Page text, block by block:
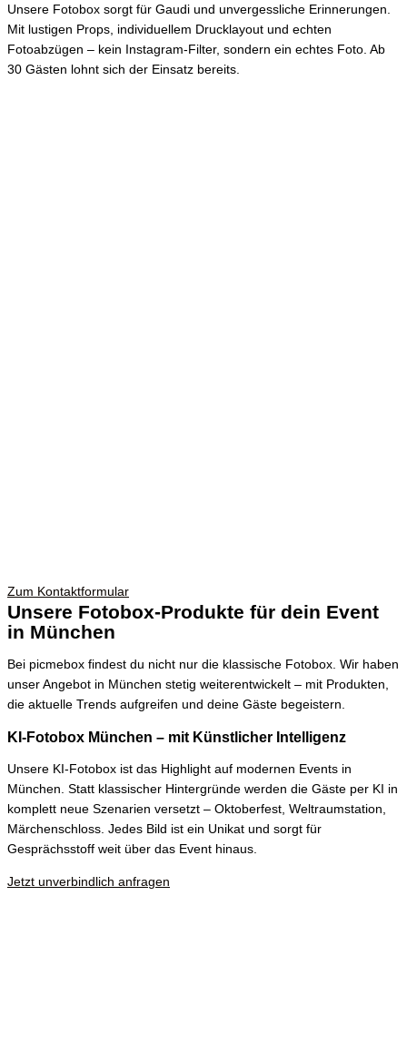
Unsere Fotobox sorgt für Gaudi und unvergessliche Erinnerungen.
Mit lustigen Props, individuellem Drucklayout und echten
Fotoabzügen – kein Instagram-Filter, sondern ein echtes Foto. Ab
30 Gästen lohnt sich der Einsatz bereits.
Zum Kontaktformular
Unsere Fotobox-Produkte für dein Event
in München
Bei picmebox findest du nicht nur die klassische Fotobox. Wir haben
unser Angebot in München stetig weiterentwickelt – mit Produkten,
die aktuelle Trends aufgreifen und deine Gäste begeistern.
KI-Fotobox München – mit Künstlicher Intelligenz
Unsere KI-Fotobox ist das Highlight auf modernen Events in
München. Statt klassischer Hintergründe werden die Gäste per KI in
komplett neue Szenarien versetzt – Oktoberfest, Weltraumstation,
Märchenschloss. Jedes Bild ist ein Unikat und sorgt für
Gesprächsstoff weit über das Event hinaus.
Jetzt unverbindlich anfragen